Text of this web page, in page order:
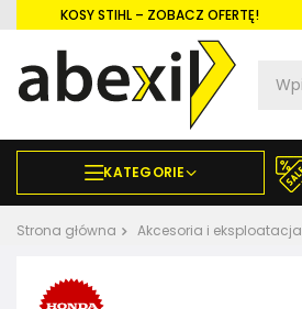
KOSY STIHL – ZOBACZ OFERTĘ!
KATEGORIE
Strona główna Akcesoria i eksploatacja